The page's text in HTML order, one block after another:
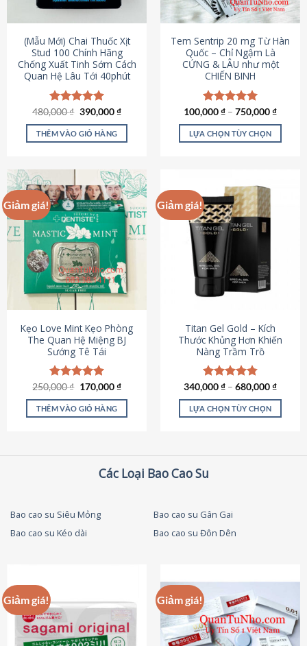
được
chọn
trên
trang
sản
phẩm
có
thể
chọn
trên
trang
sản
phẩm
(Mẫu Mới) Chai Thuốc Xịt
Stud 100 Chính Hãng
Chống Xuất Tinh Sớm Cách
Quan Hệ Lâu Tới 40phút
Được xếp
hạng5.00
5 sao
480,000₫ Giá
là:
480,000 ₫.
390,000₫Giá
tại
THÊM VÀO GIỎ HÀNG
Tem Sentrip 20 mg Từ Hàn
Quốc – Chỉ Ngậm Là
CỨNG & LÂU như một
CHIẾN BINH
Được xếp
hạng5.00
5 sao
100,000₫ – 750,000₫
LỰA CHỌN TÙY CHỌN
có
nhiều
biến
tùy
chọn
có
chọn
trên
trang
sản
phẩm
Giảm giá!
Kẹo Love Mint Kẹo Phòng
The Quan Hệ Miệng BJ
Sướng Tê Tái
Được xếp
hạng5.00
5 sao
250,000₫ Giá
là:
250,000 ₫.
170,000₫Giá
tại
THÊM VÀO GIỎ HÀNG
Giảm giá!
Titan Gel Gold – Kích
Thước Khủng Hơn Khiến
Nàng Trầm Trồ
Được xếp
hạng4.79
5 sao
340,000₫ – 680,000₫
LỰA CHỌN TÙY CHỌN
thể.
tùy
thể
được
chọn
trên
trang
Các Loại Bao Cao Su
Bao cao su Siêu Mỏng
Bao cao su Gân Gai
Bao cao su Kéo dài
Bao cao su Đôn Dên
Giảm giá! Giảm giá!